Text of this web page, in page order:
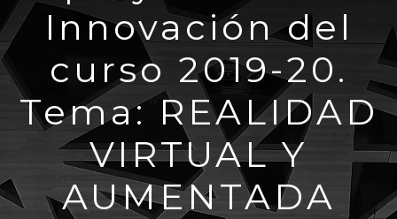
Innovación del
curso 2019-20.
Tema: REALIDAD
VIRTUAL Y
AUMENTADA